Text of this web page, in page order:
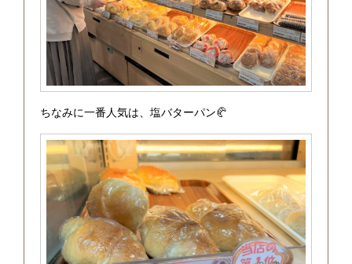
ちなみに一番人気は、塩バターパン🥐